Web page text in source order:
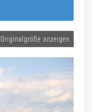
Originalgröße anzeigen